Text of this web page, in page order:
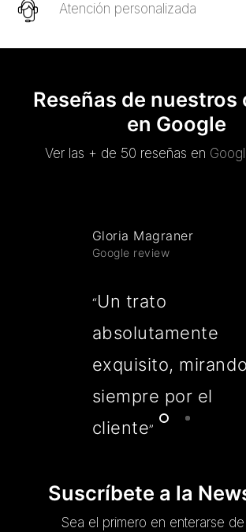
Atención personalizada
Reseñas de nuestros
en Google
Ver las + de 50 reseñas en
Gloria Magraner
Google review
“Un trato
absolutamente
exquisito, mirando
siempre por el
cliente”
Suscríbete a la
Sea el primero en enterarse